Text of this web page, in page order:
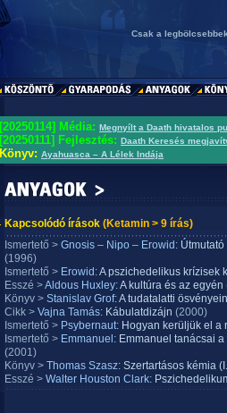
Csak a
[20250114] Média: Megnyílt a Daath hivatalos
[20250111] Fejlesztés: Daath Keresés
Könyv: Ayahuasca – A Lélek Indája
Kapcsolódó írások (Ketamin > 9 írás)
Ismertető > Gnosis – Nipo – Erowid:
(1996)
Ismertető > Erowid:A pszichedelikus krízisek
Esszé >Aldous Huxley:A kultúra és az egyén
Könyv > Stanislav Grof:A tudatalatti
Cikk > Vajna Tamás: Kábulatdizájn (2000)
Ismertető > Psybernaut: Hogyan kerüljük el a
Ismertető > Emmanuel: Emmanuel tanácsai
(2001)
Könyv > Thomas Szasz: Szertartásos kémia
Esszé > Walter Houston Clark: